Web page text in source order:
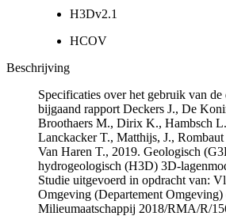
H3Dv2.1
HCOV
Beschrijving
Specificaties over het gebruik van de
bijgaand rapport Deckers J., De
Broothaers M., Dirix K., Hambsch
Lanckacker T., Matthijs, J.,
Van Haren T., 2019. Geologisch
hydrogeologisch (H3D) 3D-
Studie uitgevoerd in opdracht van:
Omgeving (Departement Omgeving)
Milieumaatschappij 2018/RMA/R/